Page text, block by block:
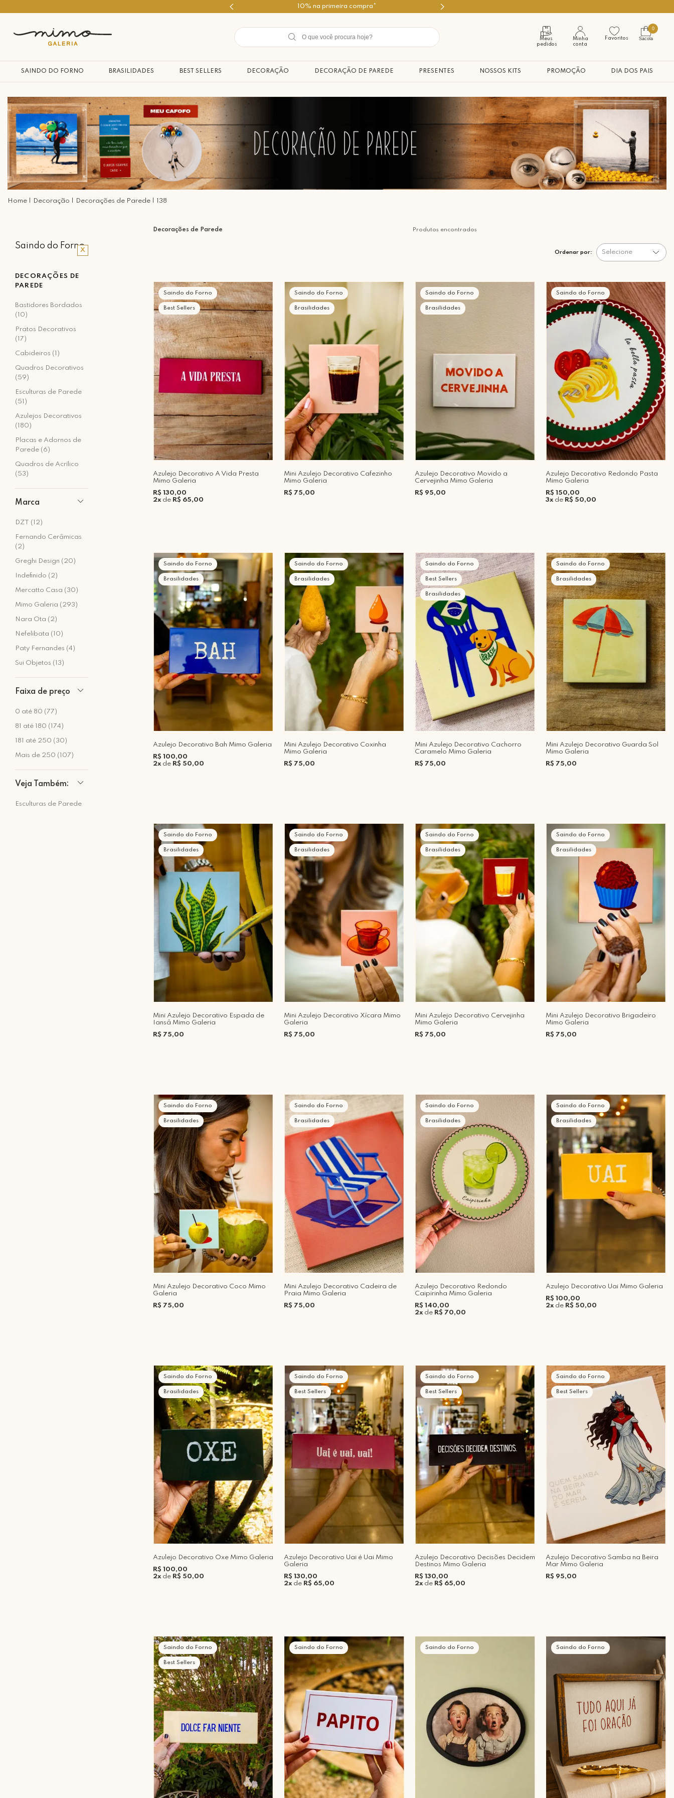
Use o cupom PRIMEIROMIMO
Meus
pedidos
Minha
conta
Favoritos
0
Sacola
SAINDO DO FORNO BRASILIDADES BEST SELLERS DECORAÇÃO DECORAÇÃO DE PAREDE PRESENTES NOSSOS KITS PROMOÇÃO DIA DOS PAIS
Decoração Decorações de Parede 138
Saindo do Forno
DECORAÇÕES DE
PAREDE
Bastidores Bordados
(10)
Pratos Decorativos
(17)
Cabideiros (1)
Quadros Decorativos
(59)
Esculturas de Parede
(51)
Azulejos Decorativos
(180)
Placas e Adornos de
Parede (6)
Quadros de Acrílico
(53)
Marca
DZT (12)
Fernando Cerâmicas
(2)
Greghi Design (20)
Indefinido (2)
Mercatto Casa (30)
Mimo Galeria (293)
Nara Ota (2)
Nefelibata (10)
Paty Fernandes (4)
Sui Objetos (13)
Faixa de preço
0 até 80 (77)
81 até 180 (174)
181 até 250 (30)
Mais de 250 (107)
Veja Também:
Esculturas de Parede
Decorações de Parede Produtos encontrados
Ordenar por: Selecione
Saindo do Forno
Best Sellers
Azulejo Decorativo A Vida Presta
Mimo Galeria
R$ 130,00
2xde R$ 65,00
Saindo do Forno
Brasilidades
Mini Azulejo Decorativo Cafezinho
Mimo Galeria
R$ 75,00
Saindo do Forno
Brasilidades
Azulejo Decorativo Movido a
Cervejinha Mimo Galeria
R$ 95,00
Saindo do Forno
Azulejo Decorativo Redondo Pasta
Mimo Galeria
R$ 150,00
3xde R$ 50,00
Saindo do Forno
Brasilidades
Azulejo Decorativo Bah Mimo Galeria
R$ 100,00
2xde R$ 50,00
Saindo do Forno
Brasilidades
Mini Azulejo Decorativo Coxinha
Mimo Galeria
R$ 75,00
Saindo do Forno
Best Sellers
Brasilidades
Mini Azulejo Decorativo Cachorro
Caramelo Mimo Galeria
R$ 75,00
Saindo do Forno
Brasilidades
Mini Azulejo Decorativo Guarda Sol
Mimo Galeria
R$ 75,00
Saindo do Forno
Brasilidades
Mini Azulejo Decorativo Espada de
Iansâ Mimo Galeria
R$ 75,00
Saindo do Forno
Brasilidades
Mini Azulejo Decorativo Xícara Mimo
Galeria
R$ 75,00
Saindo do Forno
Brasilidades
Mini Azulejo Decorativo Cervejinha
Mimo Galeria
R$ 75,00
Saindo do Forno
Brasilidades
Mini Azulejo Decorativo Brigadeiro
Mimo Galeria
R$ 75,00
Saindo do Forno
Brasilidades
Mini Azulejo Decorativo Coco Mimo
Galeria
R$ 75,00
Saindo do Forno
Brasilidades
Mini Azulejo Decorativo Cadeira de
Praia Mimo Galeria
R$ 75,00
Saindo do Forno
Brasilidades
Azulejo Decorativo Redondo
Caipirinha Mimo Galeria
R$ 140,00
2xde R$ 70,00
Saindo do Forno
Brasilidades
Azulejo Decorativo Uai Mimo Galeria
R$ 100,00
2xde R$ 50,00
Saindo do Forno
Brasilidades
Azulejo Decorativo Oxe Mimo Galeria
R$ 100,00
2xde R$ 50,00
Saindo do Forno
Best Sellers
Azulejo Decorativo Uai é Uai Mimo
Galeria
R$ 130,00
2xde R$ 65,00
Saindo do Forno
Best Sellers
Azulejo Decorativo Decisões Decidem
Destinos Mimo Galeria
R$ 130,00
2xde R$ 65,00
Saindo do Forno
Best Sellers
Azulejo Decorativo Samba na Beira
Mar Mimo Galeria
R$ 95,00
Saindo do Forno
Best Sellers
Saindo do Forno Saindo do Forno Saindo do Forno